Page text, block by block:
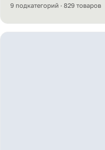
9 подкатегорий · 829 товаров